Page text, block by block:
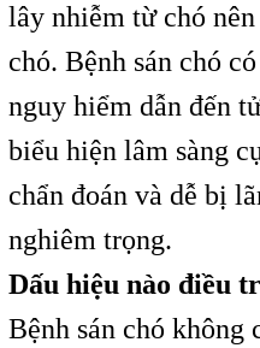
lây nhiễm từ chó
chó. Bệnh sán chó
nguy hiểm dẫn đến
biểu hiện lâm sàng
chẩn đoán và dễ bị
nghiêm trọng.
Dấu hiệu nào điều
Bệnh sán chó không